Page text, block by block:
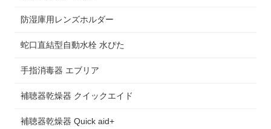
防湿庫用レンズホルダー
蛇口直結型自動水栓 水ぴた
手指消毒器 エブリア
補聴器乾燥器 クイックエイド
補聴器乾燥器 Quick aid+